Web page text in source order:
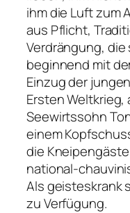
ihm die Luft zum
aus Pflicht,
Verdrängung,
beginnend mit
Einzug der
Ersten Weltkrieg,
Seewirtssohn
einem
die
national-
Als geisteskrank
zu Verfügung.